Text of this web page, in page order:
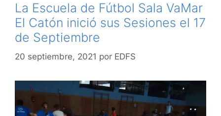
La Escuela de Fútbol Sala VaMar
El Catón inició sus Sesiones el 17
de Septiembre
20 septiembre, 2021 por EDFS